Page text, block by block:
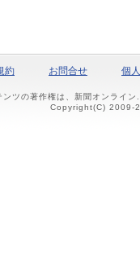
約 お問合せ 個
ツの著作権は、新聞オンライ
Copyright(C) 2009-